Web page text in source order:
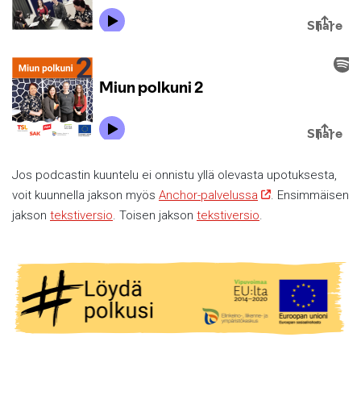
Jos podcastin kuuntelu ei onnistu yllä olevasta upotuksesta,
voit kuunnella jakson myös Anchor-palvelussa
. Ensimmäisen
jakson tekstiversio. Toisen jakson tekstiversio.